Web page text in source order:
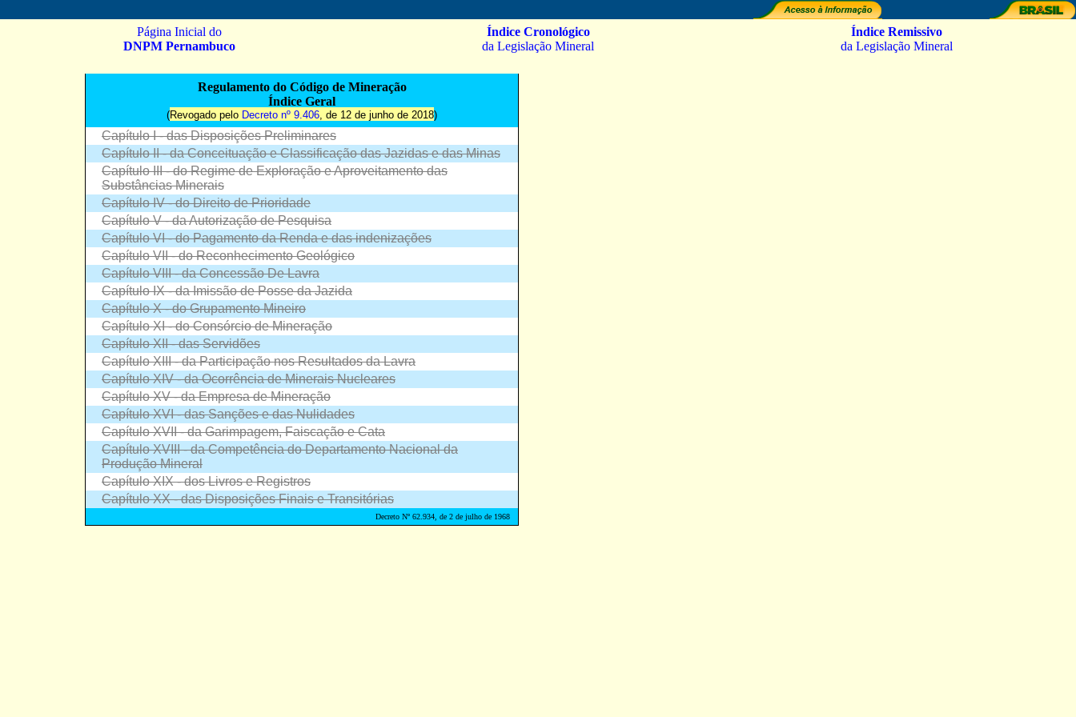
Página Inicial do
DNPM Pernambuco
Índice Cronológico
da Legislação Mineral
Índice Remissivo
da Legislação Mineral
Regulamento do Código de Mineração
Índice Geral
(Revogado pelo Decreto nº 9.406, de 12 de junho de 2018)
Capítulo I - das Disposições Preliminares
Capítulo II - da Conceituação e Classificação das Jazidas e das Minas
Capítulo III - do Regime de Exploração e Aproveitamento das
Substâncias Minerais
Capítulo IV - do Direito de Prioridade
Capítulo V - da Autorização de Pesquisa
Capítulo VI - do Pagamento da Renda e das indenizações
Capítulo VII - do Reconhecimento Geológico
Capítulo VIII - da Concessão De Lavra
Capítulo IX - da Imissão de Posse da Jazida
Capítulo X - do Grupamento Mineiro
Capítulo XI - do Consórcio de Mineração
Capítulo XII - das Servidões
Capítulo XIII - da Participação nos Resultados da Lavra
Capítulo XIV - da Ocorrência de Minerais Nucleares
Capítulo XV - da Empresa de Mineração
Capítulo XVI - das Sanções e das Nulidades
Capítulo XVII - da Garimpagem, Faiscação e Cata
Capítulo XVIII - da Competência do Departamento Nacional da
Produção Mineral
Capítulo XIX - dos Livros e Registros
Capítulo XX - das Disposições Finais e Transitórias
Decreto Nº 62.934, de 2 de julho de 1968